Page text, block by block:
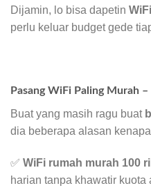
Dijamin, lo bisa dapetin
perlu keluar budget gede
Pasang WiFi Paling Murah
Buat yang masih ragu buat
dia beberapa alasan
✅ WiFi rumah murah 100
harian tanpa khawatir kuota